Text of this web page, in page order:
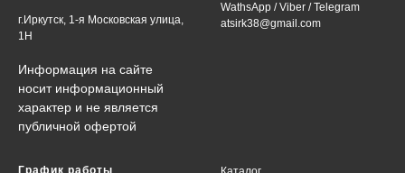
г.Иркутск, 1-я Московская улица,
1Н
Информация на сайте
носит информационный
характер и не является
публичной офертой
WathsApp /Viber /Telegram
atsirk38@gmail.com
График работы